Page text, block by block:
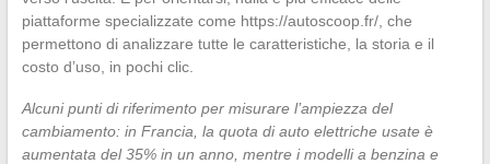
piattaforme specializzate come https://autoscoop.fr/, che
permettono di analizzare tutte le caratteristiche, la storia e il
costo d’uso, in pochi clic.
Alcuni punti di riferimento per misurare l’ampiezza del
cambiamento: in Francia, la quota di auto elettriche usate è
aumentata del 35% in un anno, mentre i modelli a benzina e